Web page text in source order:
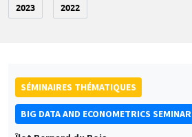
2023 2022
SÉMINAIRES THÉMATIQUES
BIG DATA AND ECONOMETRICS SEMINAR